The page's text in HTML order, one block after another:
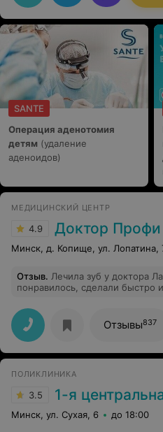
SANTE
Операция аденотомия
детям (удаление
аденоидов)
МЕДИЦИНСКИЙ ЦЕНТР
4.9 Доктор Профи
Минск, д. Копище, ул. Лопатина,
Отзыв. Лечила зуб у доктора Лапицкой. Все
понравилось, сделали быстро и качественно. В самом
приветливые! Рекомендую!
Отзывы837
ПОЛИКЛИНИКА
3.5 1-я центральная
Минск, ул. Сухая, 6 до 18:00